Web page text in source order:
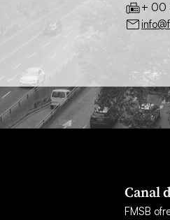
+ 00
Canal
FMSB